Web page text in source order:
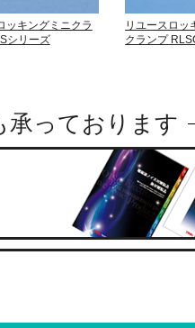
ッキングミニクラ
シリーズ
リユースロッ
クランプ
承っております